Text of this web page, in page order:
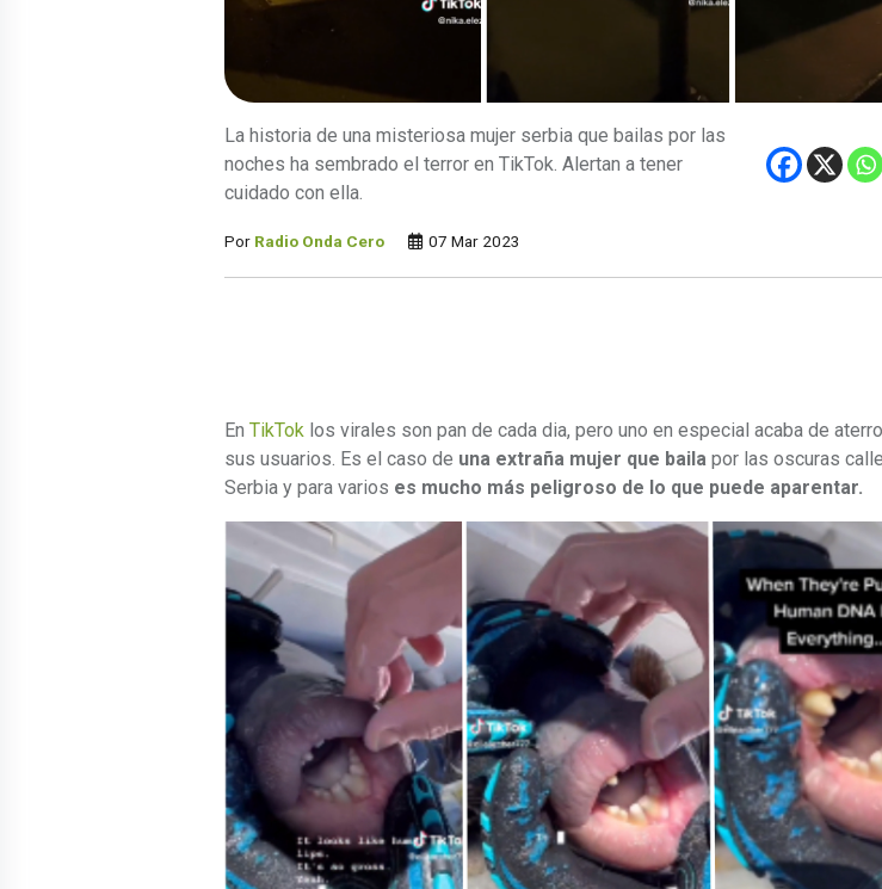
La historia de una misteriosa mujer serbia que bailas por las
noches ha sembrado el terror en TikTok. Alertan a tener
cuidado con ella.
Por Radio Onda Cero 07 Mar 2023
En TikTok los virales son pan de cada dia, pero uno en especial acaba de
sus usuarios. Es el caso de una extraña mujer que baila por las oscuras
Serbia y para varios es mucho más peligroso de lo que puede aparentar.